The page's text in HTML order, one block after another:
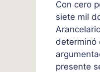
Con cero
siete mil
determinó
presente